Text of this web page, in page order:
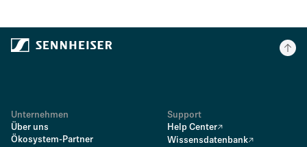
Unternehmen
Über uns
Ökosystem-Partner
Support
Help Center
Wissensdatenbank